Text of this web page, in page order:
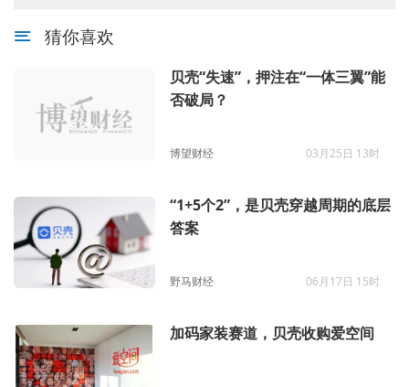
猜你喜欢
贝壳“失速”，押注在“一体三翼”能
否破局？
博望财经 03月25日 13时
“1+5个2”，是贝壳穿越周期的底层
答案
野马财经 06月17日 15时
加码家装赛道，贝壳收购爱空间